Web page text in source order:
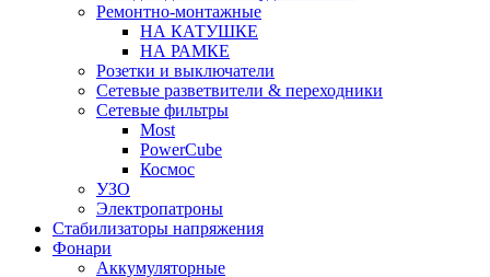
Ремонтно-монтажные
НА КАТУШКЕ
НА РАМКЕ
Розетки и выключатели
Сетевые разветвители & переходники
Сетевые фильтры
Most
PowerCube
Космос
УЗО
Электропатроны
Стабилизаторы напряжения
Фонари
Аккумуляторные